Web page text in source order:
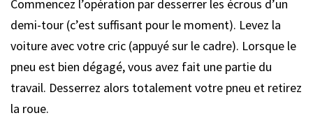
Commencez l’opération par desserrer les écrous d’un
demi-tour (c’est suffisant pour le moment). Levez la
voiture avec votre cric (appuyé sur le cadre). Lorsque le
pneu est bien dégagé, vous avez fait une partie du
travail. Desserrez alors totalement votre pneu et retirez
la roue.